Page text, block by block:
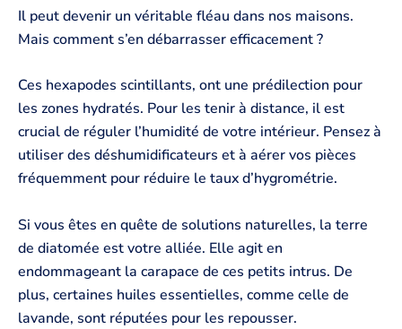
Il peut devenir un véritable fléau dans nos maisons.
Mais comment s’en débarrasser efficacement ?
Ces hexapodes scintillants, ont une prédilection pour
les zones hydratés. Pour les tenir à distance, il est
crucial de réguler l’humidité de votre intérieur. Pensez à
utiliser des déshumidificateurs et à aérer vos pièces
fréquemment pour réduire le taux d’hygrométrie.
Si vous êtes en quête de solutions naturelles, la terre
de diatomée est votre alliée. Elle agit en
endommageant la carapace de ces petits intrus. De
plus, certaines huiles essentielles, comme celle de
lavande, sont réputées pour les repousser.